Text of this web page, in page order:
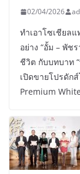
02/04/2026
ทำเอาโซเชียล
อย่าง “อั้ม – พัช
ชีวิต กับบทบาท
เปิดขายโปรดักส์
Premium White